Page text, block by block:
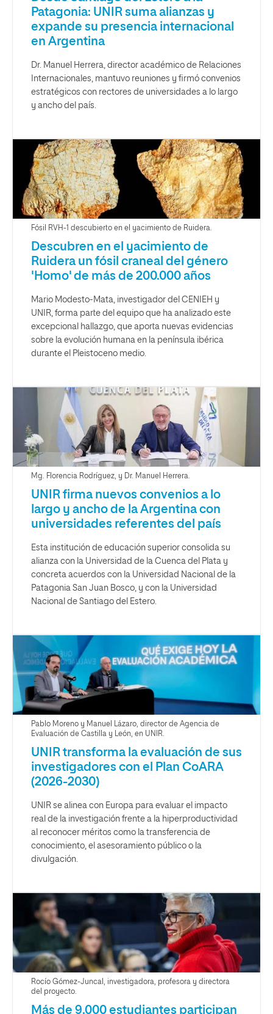
Patagonia: UNIR suma alianzas y
expande su presencia internacional
en Argentina
Dr. Manuel Herrera, director académico de Relaciones
Internacionales, mantuvo reuniones y firmó convenios
estratégicos con rectores de universidades a lo largo
y ancho del país.
Fósil RVH-1 descubierto en el yacimiento de Ruidera.
Descubren en el yacimiento de
Ruidera un fósil craneal del género
'Homo' de más de 200.000 años
Mario Modesto-Mata, investigador del CENIEH y
UNIR, forma parte del equipo que ha analizado este
excepcional hallazgo, que aporta nuevas evidencias
sobre la evolución humana en la península ibérica
durante el Pleistoceno medio.
Mg. Florencia Rodríguez, y Dr. Manuel Herrera.
UNIR firma nuevos convenios a lo
largo y ancho de la Argentina con
universidades referentes del país
Esta institución de educación superior consolida su
alianza con la Universidad de la Cuenca del Plata y
concreta acuerdos con la Universidad Nacional de la
Patagonia San Juan Bosco, y con la Universidad
Nacional de Santiago del Estero.
Pablo Moreno y Manuel Lázaro, director de Agencia de
Evaluación de Castilla y León, en UNIR.
UNIR transforma la evaluación de sus
investigadores con el Plan CoARA
(2026-2030)
UNIR se alinea con Europa para evaluar el impacto
real de la investigación frente a la hiperproductividad
al reconocer méritos como la transferencia de
conocimiento, el asesoramiento público o la
divulgación.
Rocío Gómez-Juncal, investigadora, profesora y directora
del proyecto.
Más de 9.000 estudiantes participan